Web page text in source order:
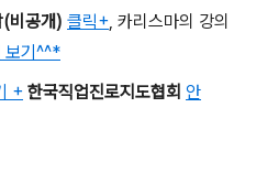
(비공개) 클릭+, 카리스마의 강의
보기^^*
+ 한국직업진로지도협회 안